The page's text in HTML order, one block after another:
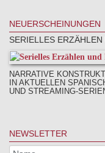
NEUERSCHEINUNGEN
SERIELLES
NARRATIVE
IN AKTUELLEN
UND STREAMING-
NEWSLETTER